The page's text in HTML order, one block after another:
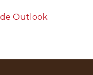
de Outlook